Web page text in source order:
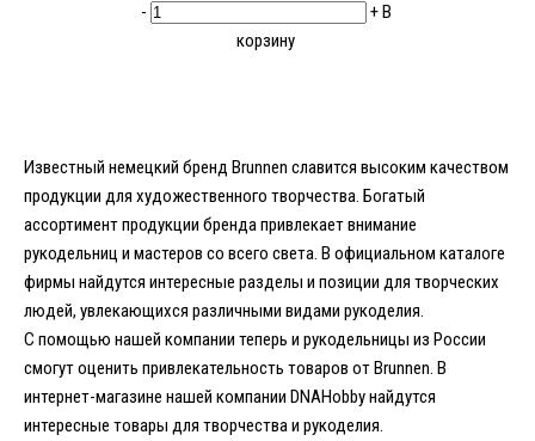
-
+В
корзину
Известный немецкий бренд Brunnen славится высоким качеством
продукции для художественного творчества. Богатый
ассортимент продукции бренда привлекает внимание
рукодельниц и мастеров со всего света. В официальном каталоге
фирмы найдутся интересные разделы и позиции для творческих
людей, увлекающихся различными видами рукоделия.
С помощью нашей компании теперь и рукодельницы из России
смогут оценить привлекательность товаров от Brunnen. В
интернет-магазине нашей компании DNAHobby найдутся
интересные товары для творчества и рукоделия.